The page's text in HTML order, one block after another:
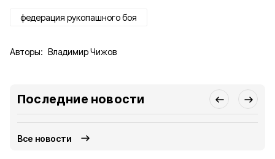
федерация рукопашного боя
Авторы: Владимир Чижов
Последние новости
Все новости